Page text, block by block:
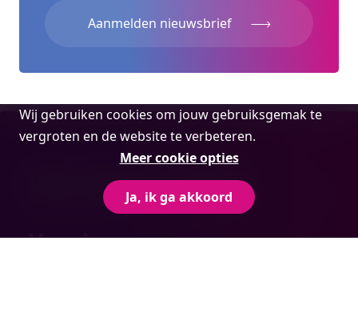
Cookie
melding
Wij gebruiken cookies om jouw gebruiksgemak te
vergroten en de website te verbeteren.
Meer cookie opties
Ja, ik ga akkoord
Aanmelden nieuwsbrief
Voor ondernemingen
Voor jou